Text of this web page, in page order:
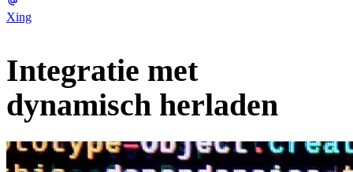
Xing
Integratie met
dynamisch herladen